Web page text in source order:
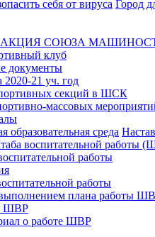
себя от вируса Город
СОЮЗА
клуб
документы
21 уч. год
секций в ШСК
массовых
образовательная среда
воспитательной работы
работы
работы
выполнением плана работы
ШВР
о работе ШВР